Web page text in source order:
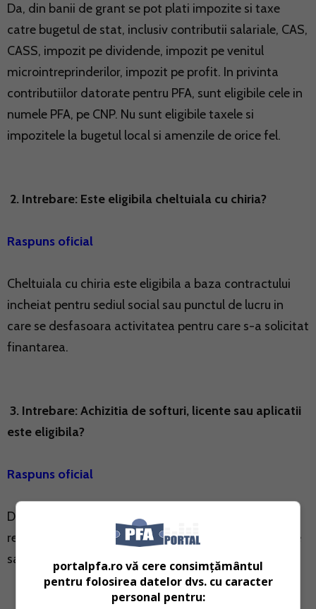
Da, din banii de grant se pot plati impozite si taxe
catre bugetul de stat, inclusiv contributii salariale, CAS,
CASS, impozit pe dividende, impozit pe venitul
microintreprinderilor, impozit pe profit. In privinta
contributiilor datorate pentru PFA, sunt eligibile cele in
numele PFA, pe CNP. Nu sunt eligibile taxele si
impozitele la bugetul local si amenzile de orice fel.
2. Intrebare: Este eligibila cheltuiala cu chiria?
Raspuns oficial
Cheltuiala cu chiria este eligibila a baza contractului
incheiat pentru sediul social sau punctul de lucru in
care se desfasoara activitatea pentru care s-a solicitat
finantarea.
3. Intrebare: Achizitia de softuri, licente sau aplicatii
este eligibila?
Raspuns oficial
Da, este eligibila si se incadreaza la datorii curente si
restante catre furnizori, sau achizitia de echipamente
sau tehnologii necesare desfasurarii activitatii.
portalpfa.ro vă cere consimțământul
pentru folosirea datelor dvs. cu caracter
personal pentru: